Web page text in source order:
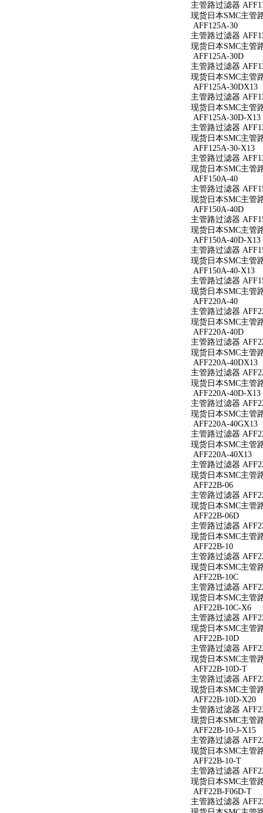
主管路过滤器
现货日本SMC主管
AFF125A-30
主管路过滤器
现货日本SMC主管
AFF125A-30D
主管路过滤器
现货日本SMC主管
AFF125A-30DX13
主管路过滤器
现货日本SMC主管
AFF125A-30D-X13
主管路过滤器
现货日本SMC主管
AFF125A-30-X13
主管路过滤器
现货日本SMC主管
AFF150A-40
主管路过滤器
现货日本SMC主管
AFF150A-40D
主管路过滤器
现货日本SMC主管
AFF150A-40D-X13
主管路过滤器
现货日本SMC主管
AFF150A-40-X13
主管路过滤器
现货日本SMC主管
AFF220A-40
主管路过滤器
现货日本SMC主管
AFF220A-40D
主管路过滤器
现货日本SMC主管
AFF220A-40DX13
主管路过滤器
现货日本SMC主管
AFF220A-40D-X13
主管路过滤器
现货日本SMC主管
AFF220A-40GX13
主管路过滤器
现货日本SMC主管
AFF220A-40X13
主管路过滤器
现货日本SMC主管
AFF22B-06
主管路过滤器
现货日本SMC主管
AFF22B-06D
主管路过滤器
现货日本SMC主管
AFF22B-10
主管路过滤器
现货日本SMC主管
AFF22B-10C
主管路过滤器
现货日本SMC主管
AFF22B-10C-X6
主管路过滤器
现货日本SMC主管
AFF22B-10D
主管路过滤器
现货日本SMC主管
AFF22B-10D-T
主管路过滤器
现货日本SMC主管
AFF22B-10D-X20
主管路过滤器
现货日本SMC主管
AFF22B-10-J-X15
主管路过滤器
现货日本SMC主管
AFF22B-10-T
主管路过滤器
现货日本SMC主管
AFF22B-F06D-T
主管路过滤器